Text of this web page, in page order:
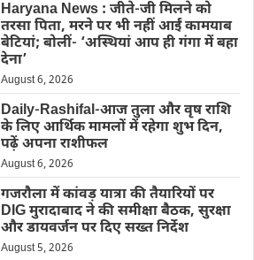
Haryana News : जीते-जी मिलने को
तरसा पिता, मरने पर भी नहीं आईं कामयाब
बेटियां; बोलीं- ‘अस्थियां आप ही गंगा में बहा
देना’
August 6, 2026
Daily-Rashifal-आज तुला और वृष राशि
के लिए आर्थिक मामलों में रहेगा शुभ दिन,
पढ़ें अपना राशीफल
August 6, 2026
गजरौला में कांवड़ यात्रा की तैयारियों पर
DIG मुरादाबाद ने की समीक्षा बैठक, सुरक्षा
और डायवर्जन पर दिए सख्त निर्देश
August 5, 2026